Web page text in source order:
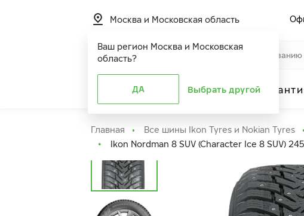
Ваш регион Москва и Московская
область?
ДА Выбрать другой
Москва и Московская область
Расширенная
Главная Все шины Ikon Tyres и Nokian Tyres
Ikon Nordman 8 SUV (Character Ice 8 SUV)